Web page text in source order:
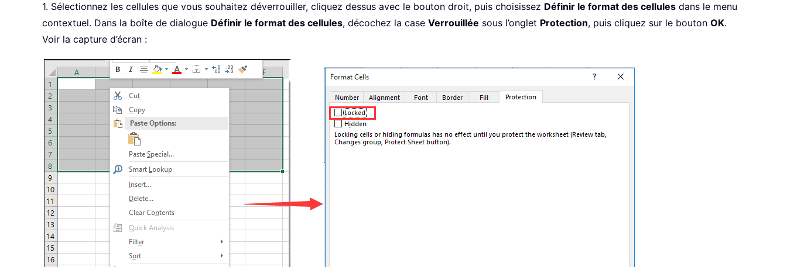
1. Sélectionnez les cellules que vous souhaitez déverrouiller, cliquez dessus avec le bouton droit, puis choisissez Définir le format des cellules dans le menu
contextuel. Dans la boîte de dialogue Définir le format des cellules, décochez la case Verrouillée sous l’onglet Protection, puis cliquez sur le bouton OK.
Voir la capture d’écran :